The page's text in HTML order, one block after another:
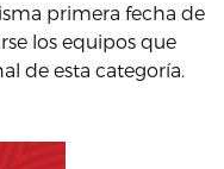
primera fecha de
los equipos que
de esta categoría.